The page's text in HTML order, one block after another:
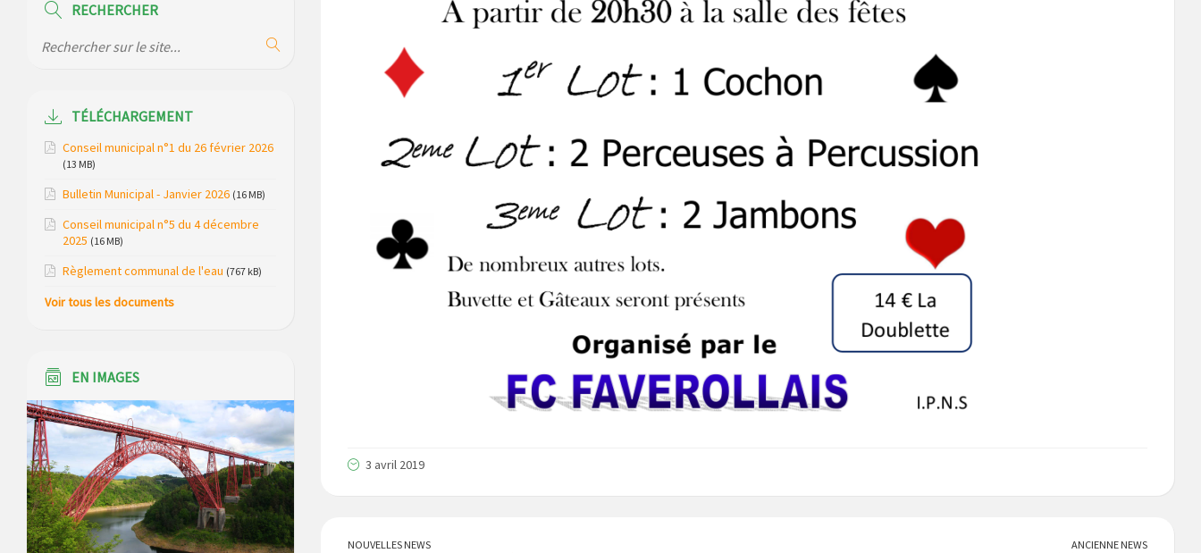
3 avril 2019
NOUVELLES NEWS ANCIENNE NEWS
la commune
Maison des services de Ruynes en
Margeride – programme du mois de
Saint Just, ses bungalows bois, ses
chalets et sa piscine
conseil municipal à Loubaresse le
Campagne de collecte des plastiques
agricoles le 22 avril 2026
RECHERCHER
TÉLÉCHARGEMENT
Conseil municipal n°1 du 26 février 2026
(13 MB)
Bulletin Municipal - Janvier 2026 (16 MB)
Conseil municipal n°5 du 4 décembre
2025 (16 MB)
Règlement communal de l'eau (767 kB)
Voir tous les documents
EN IMAGES